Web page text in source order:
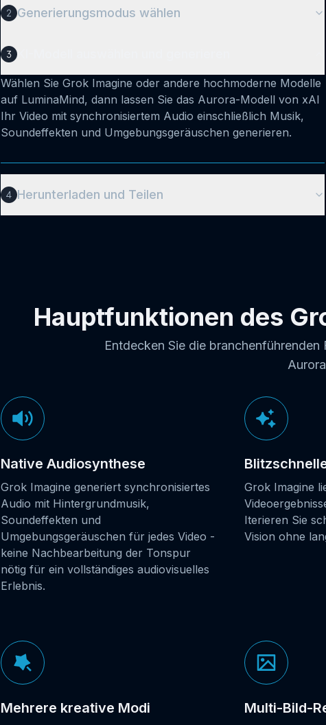
Prompts. Beschreiben Sie Szenen, Charaktere, Aktionen und
Grok Imagine sie zum Leben erweckt.
Generierungsmodus wählen
Herunterladen und Teilen
Hauptfunktionen des
Entdecken Sie die
Native Audiosynthese
Grok Imagine generiert synchronisiertes
Audio mit Hintergrundmusik,
Soundeffekten und
Umgebungsgeräuschen für jedes Video -
keine Nachbearbeitung der Tonspur
nötig für ein vollständiges audiovisuelles
Erlebnis.
Grok Imagine
Iterieren Sie
Vision ohne
Mehrere kreative Modi Multi-Bild-